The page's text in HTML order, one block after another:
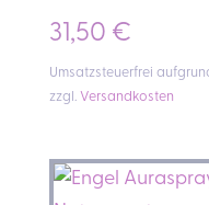
31,50 €
Umsatzsteuerfrei
zzgl. Versandkosten